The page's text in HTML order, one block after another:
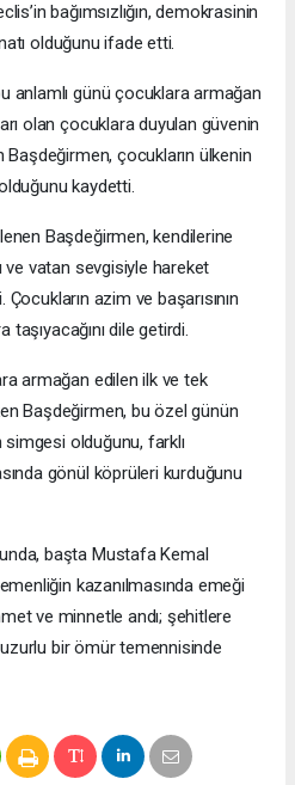
bağımsızlığın, demokrasinin
olduğunu ifade etti.
anlamlı günü çocuklara armağan
olan çocuklara duyulan güvenin
çocukların ülkenin
olduğunu kaydetti.
Başdeğirmen, kendilerine
ve vatan sevgisiyle hareket
azim ve başarısının
taşıyacağını dile getirdi.
armağan edilen ilk ve tek
Başdeğirmen, bu özel günün
olduğunu, farklı
gönül köprüleri kurduğunu
başta Mustafa Kemal
kazanılmasında emeği
ve minnetle andı; şehitlere
bir ömür temennisinde